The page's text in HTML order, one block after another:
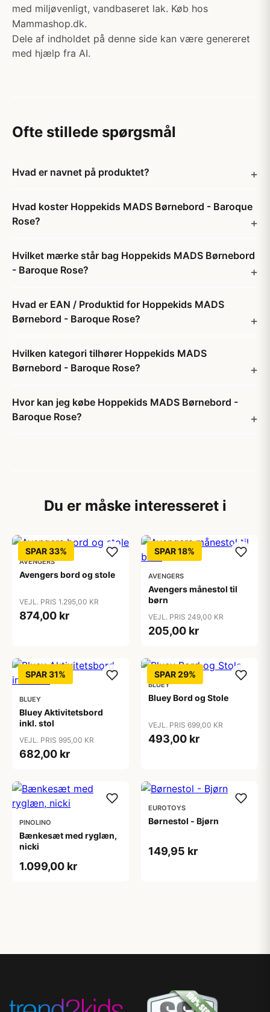
med miljøvenligt, vandbaseret lak. Køb hos
Mammashop.dk.
Dele af indholdet på denne side kan være genereret
med hjælp fra AI.
Ofte stillede spørgsmål
Hvad er navnet på produktet?
Hvad koster Hoppekids MADS Børnebord - Baroque
Rose?
Hvilket mærke står bag Hoppekids MADS Børnebord
- Baroque Rose?
Hvad er EAN / Produktid for Hoppekids MADS
Børnebord - Baroque Rose?
Hvilken kategori tilhører Hoppekids MADS
Børnebord - Baroque Rose?
Hvor kan jeg købe Hoppekids MADS Børnebord -
Baroque Rose?
Du er måske interesseret i
SPAR 33%
AVENGERS
Avengers bord og stole
VEJL. PRIS 1.295,00 KR
874,00 kr
SPAR 18%
AVENGERS
Avengers månestol til
børn
VEJL. PRIS 249,00 KR
205,00 kr
SPAR 31%
BLUEY
Bluey Aktivitetsbord
inkl. stol
VEJL. PRIS 995,00 KR
682,00 kr
SPAR 29%
BLUEY
Bluey Bord og Stole
VEJL. PRIS 699,00 KR
493,00 kr
PINOLINO
Bænkesæt med ryglæn,
nicki
1.099,00 kr
EUROTOYS
Børnestol - Bjørn
149,95 kr